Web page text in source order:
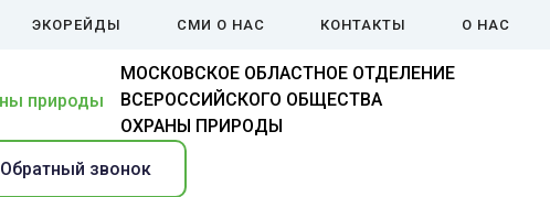
ЭКОРЕЙДЫ СМИ О НАС КОНТАКТЫ О НАС
МОСКОВСКОЕ ОБЛАСТНОЕ ОТДЕЛЕНИЕ
ВСЕРОССИЙСКОГО ОБЩЕСТВА
ОХРАНЫ ПРИРОДЫ
Обратный звонок